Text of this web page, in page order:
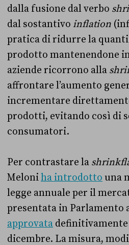
dalla fusione dal verbo
dal sostantivo inflation
pratica di ridurre la
prodotto mantenendone
aziende ricorrono alla
affrontare l’aumento
incrementare
prodotti, evitando così di
consumatori.
Per contrastare la
Meloniha introdotto una
legge annuale per il
presentata in Parlamento
approvata definitivamente
dicembre. La misura,